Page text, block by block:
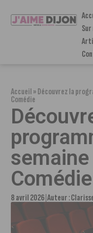
Accueil»Découvrez la
Comédie
Comédie
8 avril 2026 Auteur :